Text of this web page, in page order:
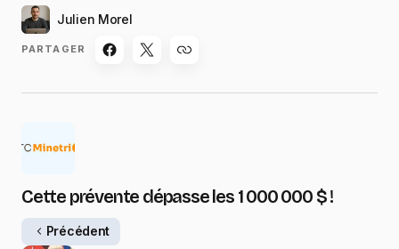
Julien Morel
PARTAGER
Cette prévente dépasse les 1 000 000 $ !
Précédent